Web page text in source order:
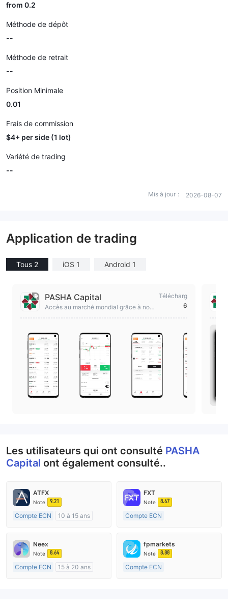
from 0.2
Méthode de dépôt
--
Méthode de retrait
--
Position Minimale
0.01
Frais de commission
$4+ per side (1 lot)
Variété de trading
--
Mis à jour： 2026-08-07
Application de trading
Tous 2 iOS 1 Android 1
PASHA Capital
Accès au marché mondial grâce à notr
Télécharg
6
Les utilisateurs qui ont consulté PASHA
Capital ont également consulté..
ATFX
Note 9.21
Compte ECN
10 à 15 ans
Market Making (MM)
Etiquette principale MT4
FXT
Note 8.67
Compte ECN
Market Making (MM)
Neex
Note 8.64
Compte ECN
15 à 20 ans
fpmarkets
Note 8.88
Compte ECN